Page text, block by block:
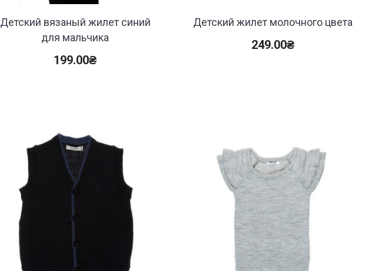
Детский вязаный жилет синий
для мальчика
199.00₴
Детский жилет молочного цвета
249.00₴